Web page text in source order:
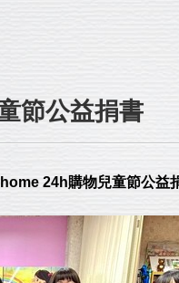
節公益捐書
24h購物兒童節公益